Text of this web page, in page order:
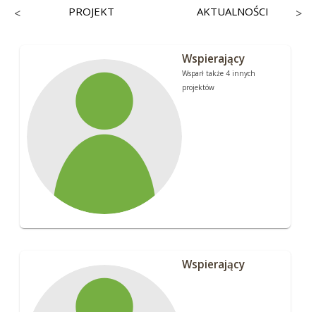
< PROJEKT AKTUALNOŚCI >
Wspierający
Wsparł także 4 innych
projektów
Wspierający